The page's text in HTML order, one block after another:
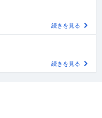
続きを見る
続きを見る